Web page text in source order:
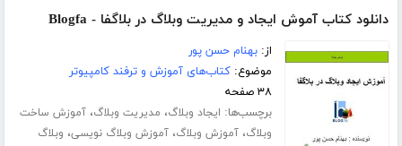
دانلود کتاب آموش ایجاد و مدیریت وبلاگ در بلاگفا - Blogfa
از:بهنام حسن پور
موضوع:کتاب‌های آموزش و ترفند کامپیوتر
۳۸ صفحه
برچسب‌ها: ایجاد وبلاگ، مدیریت وبلاگ،آموزش ساخت
وبلاگ،آموزش وبلاگ،آموزش وبلاگ نویسی، وبلاگ